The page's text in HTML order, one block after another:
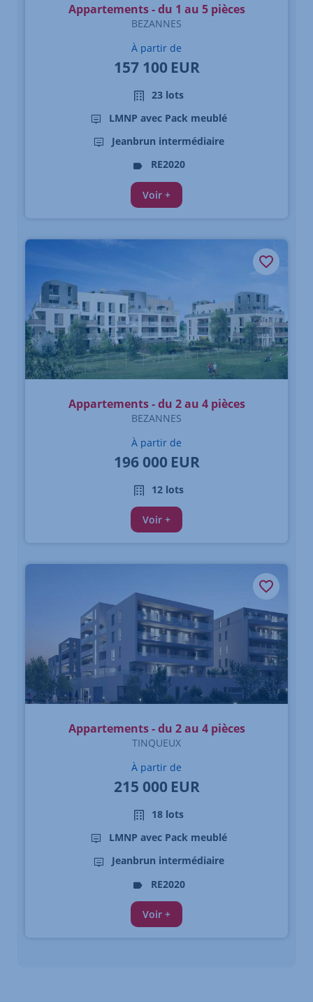
Appartements - du 1 au 5 pièces
BEZANNES
À partir de
157 100 EUR
23 lots
LMNP avec Pack meublé
Jeanbrun intermédiaire
RE2020
Voir +
Appartements - du 2 au 4 pièces
BEZANNES
À partir de
196 000 EUR
12 lots
Voir +
Appartements - du 2 au 4 pièces
TINQUEUX
À partir de
215 000 EUR
18 lots
LMNP avec Pack meublé
Jeanbrun intermédiaire
RE2020
Voir +